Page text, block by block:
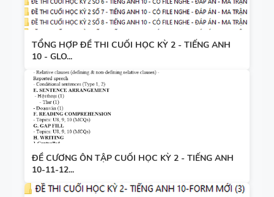
TỔNG HỢP ĐỀ THI CUỐI HỌC KỲ 2 - TIẾNG ANH
10 - GLO...
ĐỀ CƯƠNG ÔN TẬP CUỐI HỌC KỲ 2 - TIẾNG ANH
10-11-12...